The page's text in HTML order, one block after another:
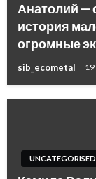
Анатолий —
история
огромные
sib_ecometal
UNCATEGORISED